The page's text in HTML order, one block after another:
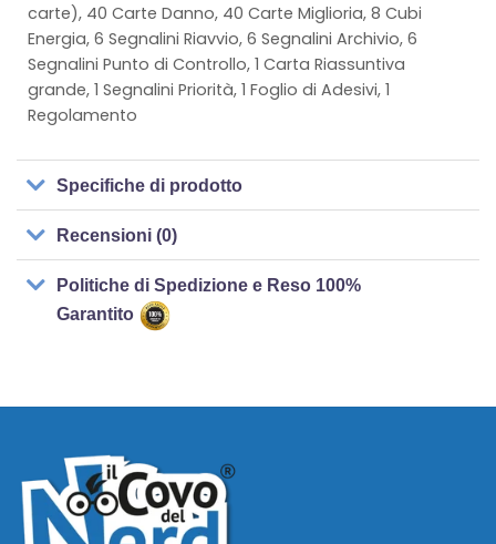
carte), 40 Carte Danno, 40 Carte Miglioria, 8 Cubi
Energia, 6 Segnalini Riavvio, 6 Segnalini Archivio, 6
Segnalini Punto di Controllo, 1 Carta Riassuntiva
grande, 1 Segnalini Priorità, 1 Foglio di Adesivi, 1
Regolamento
Specifiche di prodotto
Recensioni (0)
Politiche di Spedizione e Reso 100%
Garantito